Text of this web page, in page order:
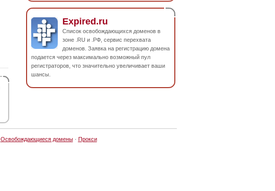
Expired.ru
Список освобождающихся доменов в
зоне .RU и .РФ, сервис перехвата
доменов. Заявка на регистрацию домена
подается через максимально возможный пул
регистраторов, что значительно увеличивает ваши
шансы.
Освобождающиеся домены· Прокси